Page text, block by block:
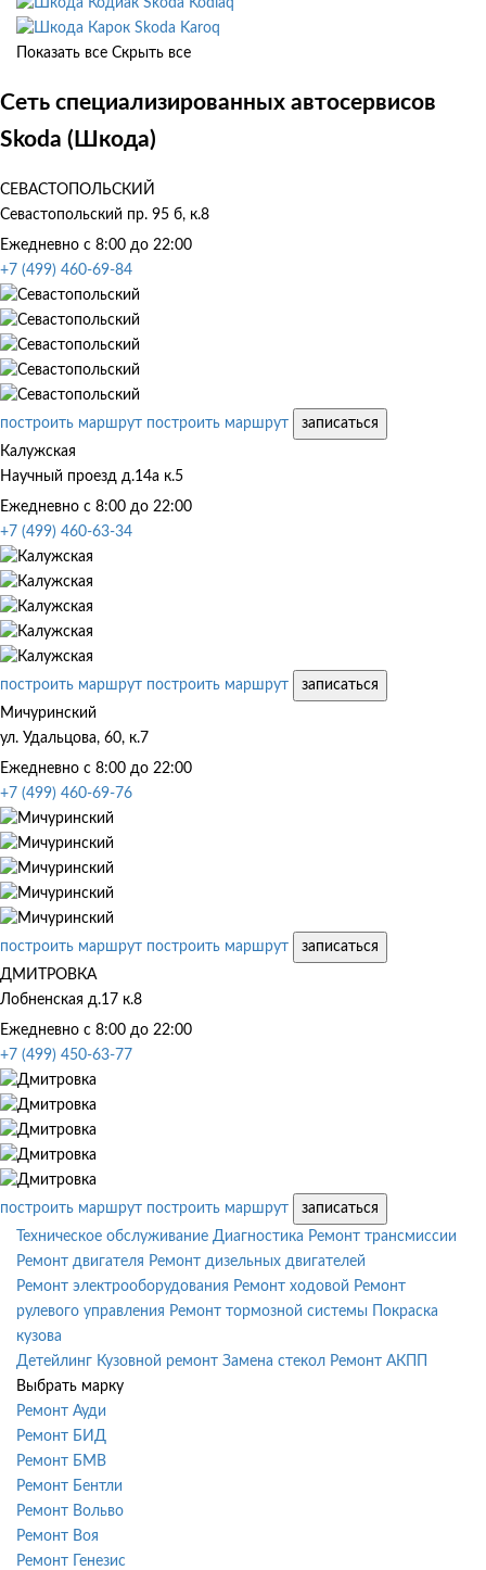
Skoda Kodiaq
Skoda Karoq
Показать все Скрыть все
Сеть специализированных автосервисов
Skoda (Шкода)
СЕВАСТОПОЛЬСКИЙ
Севастопольский пр. 95 б, к.8
Ежедневно с 8:00 до 22:00
+7 (499) 460-69-84
построить маршрут построить маршрут
записаться
Калужская
Научный проезд д.14а к.5
Ежедневно с 8:00 до 22:00
+7 (499) 460-63-34
построить маршрут построить маршрут
записаться
Мичуринский
ул. Удальцова, 60, к.7
Ежедневно с 8:00 до 22:00
+7 (499) 460-69-76
построить маршрут построить маршрут
записаться
ДМИТРОВКА
Лобненская д.17 к.8
Ежедневно с 8:00 до 22:00
+7 (499) 450-63-77
построить маршрут построить маршрут
записаться
Техническое обслуживание Диагностика Ремонт трансмиссии
Ремонт двигателя Ремонт дизельных двигателей
Ремонт электрооборудования Ремонт ходовой Ремонт
рулевого управления Ремонт тормозной системы
Покраска
кузова
Детейлинг Кузовной ремонт Замена стекол Ремонт АКПП
Выбрать марку
Ремонт Ауди
Ремонт БИД
Ремонт БМВ
Ремонт Бентли
Ремонт Вольво
Ремонт Воя
Ремонт Генезис